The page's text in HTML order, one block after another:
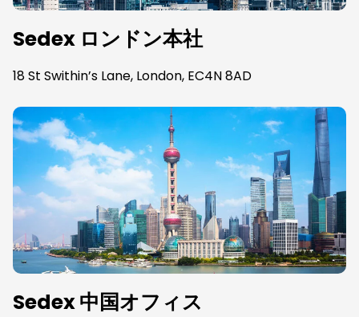
Sedex ロンドン本社
18 St Swithin’s Lane, London, EC4N 8AD
Sedex 中国オフィス